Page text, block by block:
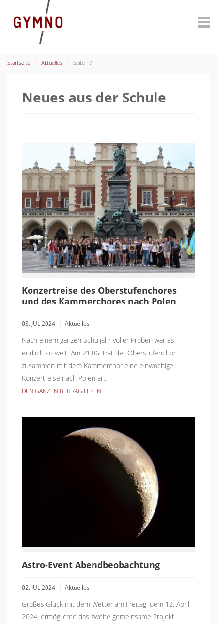
Startseite Aktuelles Seite 17
Neues aus der Schule
Konzertreise des Oberstufenchores
und des Kammerchores nach Polen
03. JUL 2024 Aktuelles
Nach einem ganzen Schuljahr voller Proben war es
endlich so weit: Am 21.06. trat der Oberstufenchor
zusammen mit dem Kammerchor eine einwöchige
Konzertreise nach Polen an.
DEN GANZEN BEITRAG LESEN
Astro-Event Abendbeobachtung
02. JUL 2024 Aktuelles
Großes Glück mit dem Wetter am Freitag, dem 12. April
2024, ermöglichte das zweite gemeinsame Projekt